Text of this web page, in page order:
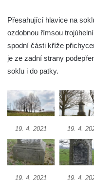
Podluží
Görnerův kříž u silnice
Podluží
Kříž u domu čp. 155 v
Údajný kříž u domu čp.
Kříž jižně od Bukolu
Kříž na návsi v Bukolu
Centrální kříž hřbitova
Kříž na rozcestí v Záluží
Kříž v ulici V Zátiší v
Přesahující hlavice na
ozdobnou římsou
spodní části kříže
je ze zadní strany
soklu i do patky.
19. 4. 2021 19. 4.
19. 4. 2021 19. 4.